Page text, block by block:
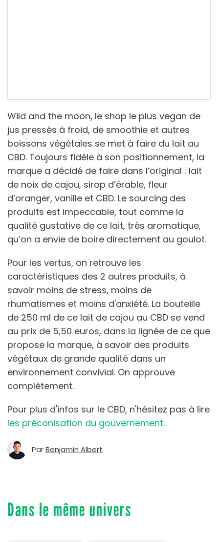
Wild and the moon, le shop le plus vegan de
jus pressés à froid, de smoothie et autres
boissons végétales se met à faire du lait au
CBD. Toujours fidèle à son positionnement, la
marque a décidé de faire dans l’original : lait
de noix de cajou, sirop d’érable, fleur
d’oranger, vanille et CBD. Le sourcing des
produits est impeccable, tout comme la
qualité gustative de ce lait, très aromatique,
qu’on a envie de boire directement au goulot.
Pour les vertus, on retrouve les
caractéristiques des 2 autres produits, à
savoir moins de stress, moins de
rhumatismes et moins d'anxiété. La bouteille
de 250 ml de ce lait de cajou au CBD se vend
au prix de 5,50 euros, dans la lignée de ce que
propose la marque, à savoir des produits
végétaux de grande qualité dans un
environnement convivial. On approuve
complètement.
Pour plus d'infos sur le CBD, n'hésitez pas à lire
les préconisation du gouvernement.
ParBenjamin Albert
Dans le même univers